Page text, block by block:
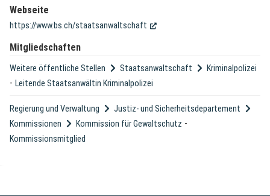
Webseite
https://www.bs.ch/staatsanwaltschaft (External Link)
Mitgliedschaften
Weitere öffentliche Stellen Staatsanwaltschaft Kriminalpolizei
- Leitende Staatsanwältin Kriminalpolizei
Regierung und Verwaltung
Justiz- und Sicherheitsdepartement
Kommissionen
Kommission für Gewaltschutz -
Kommissionsmitglied